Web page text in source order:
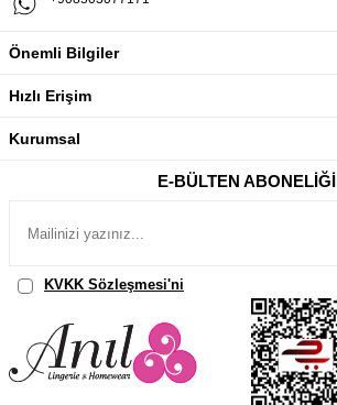
Önemli Bilgiler
Hızlı Erişim
Kurumsal
E-BÜLTEN ABONELIĞI
KVKK Sözleşmesi'ni